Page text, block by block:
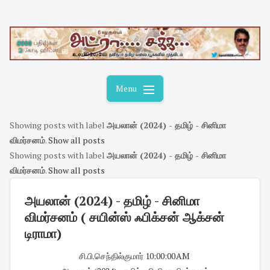
content
Menu
Showing posts with label அயலான் (2024) - தமிழ் - சினிமா
விமர்சனம்.Show all posts
Showing posts with label அயலான் (2024) - தமிழ் - சினிமா
விமர்சனம்.Show all posts
அயலான் (2024) - தமிழ் - சினிமா
விமர்சனம் ( சயின்ஸ் ஃபிக்சன் ஆக்சன்
டிராமா)
சி.பி.செந்தில்குமார்· 10:00:00 AM